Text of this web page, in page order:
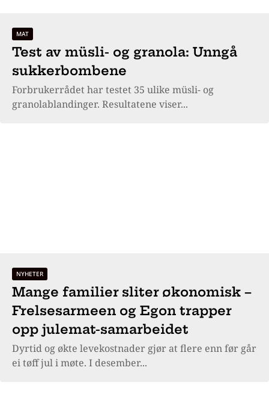
MAT
Test av müsli- og granola: Unngå
sukkerbombene
Forbrukerrådet har testet 35 ulike müsli- og
granolablandinger. Resultatene viser...
NYHETER
Mange familier sliter økonomisk –
Frelsesarmeen og Egon trapper
opp julemat-samarbeidet
Dyrtid og økte levekostnader gjør at flere enn før går
ei tøff jul i møte. I desember...